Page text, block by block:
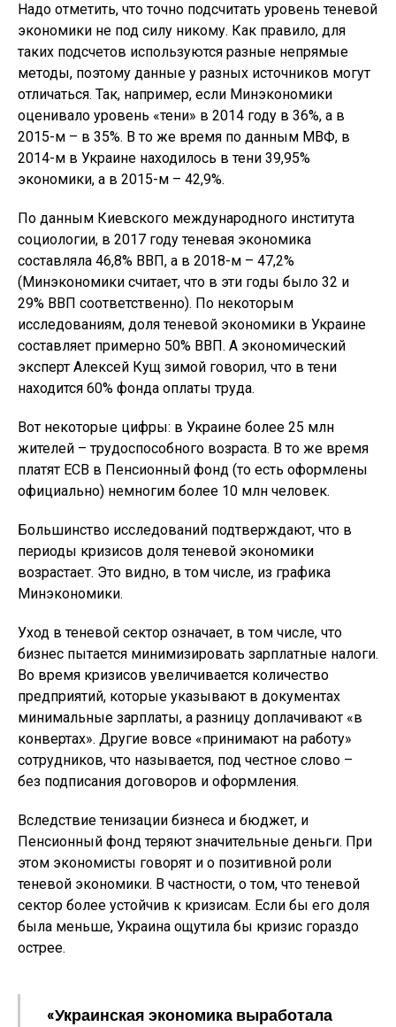
Надо отметить, что точно подсчитать уровень теневой
экономики не под силу никому. Как правило, для
таких подсчетов используются разные непрямые
методы, поэтому данные у разных источников могут
отличаться. Так, например, если Минэкономики
оценивало уровень «тени» в 2014 году в 36%, а в
2015-м – в 35%. В то же время по данным МВФ, в
2014-м в Украине находилось в тени 39,95%
экономики, а в 2015-м – 42,9%.
По данным Киевского международного института
социологии, в 2017 году теневая экономика
составляла 46,8% ВВП, а в 2018-м – 47,2%
(Минэкономики считает, что в эти годы было 32 и
29% ВВП соответственно). По некоторым
исследованиям, доля теневой экономики в Украине
составляет примерно 50% ВВП. А экономический
эксперт Алексей Кущ зимой говорил, что в тени
находится 60% фонда оплаты труда.
Вот некоторые цифры: в Украине более 25 млн
жителей – трудоспособного возраста. В то же время
платят ЕСВ в Пенсионный фонд (то есть оформлены
официально) немногим более 10 млн человек.
Большинство исследований подтверждают, что в
периоды кризисов доля теневой экономики
возрастает. Это видно, в том числе, из графика
Минэкономики.
Уход в теневой сектор означает, в том числе, что
бизнес пытается минимизировать зарплатные налоги.
Во время кризисов увеличивается количество
предприятий, которые указывают в документах
минимальные зарплаты, а разницу доплачивают «в
конвертах». Другие вовсе «принимают на работу»
сотрудников, что называется, под честное слово –
без подписания договоров и оформления.
Вследствие тенизации бизнеса и бюджет, и
Пенсионный фонд теряют значительные деньги. При
этом экономисты говорят и о позитивной роли
теневой экономики. В частности, о том, что теневой
сектор более устойчив к кризисам. Если бы его доля
была меньше, Украина ощутила бы кризис гораздо
острее.
«Украинская экономика выработала